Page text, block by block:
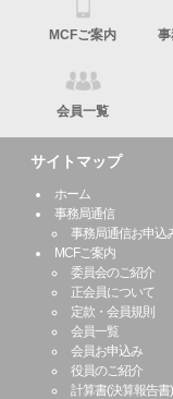
MCFご案内
会員一覧
サイトマップ
ホーム
事務局通信
事務局通信お申込
MCFご案内
委員会のご紹介
正会員について
定款・会員規則
会員一覧
会員お申込み
役員のご紹介
計算書(決算報告書)